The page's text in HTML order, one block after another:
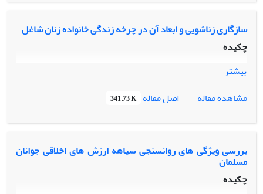
سازگاری زناشویی و ابعاد آن در چرخه زندگی خانواده زنان شاغل
چکیده
بیشتر
مشاهده مقاله
اصل مقاله 341.73 K
بررسی ویژگی های روانسنجی سیاهه ارزش های اخلاقی جوانان
مسلمان
چکیده